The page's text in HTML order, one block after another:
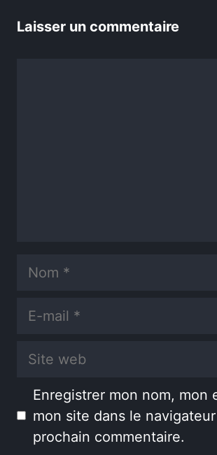
Laisser un commentaire
Nom
E-
Site
Enregistrer mon nom, mon
mon site dans le
prochain commentaire.